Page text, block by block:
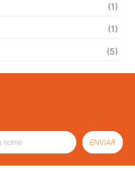
(1)
(1)
(5)
ENVIAR